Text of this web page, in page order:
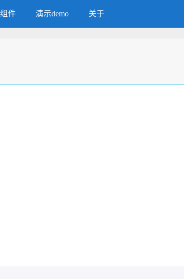
件 演示demo 关于